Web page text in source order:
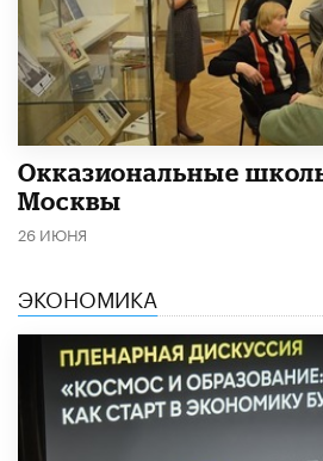
​Окказиональные
Москвы
26 ИЮНЯ
ЭКОНОМИКА